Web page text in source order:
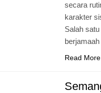
secara
karakter
Salah
Read More